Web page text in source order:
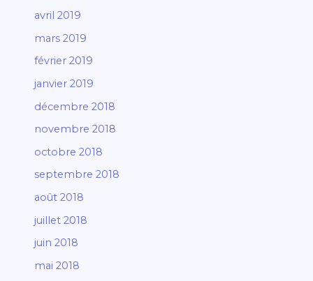
avril 2019
mars 2019
février 2019
janvier 2019
décembre 2018
novembre 2018
octobre 2018
septembre 2018
août 2018
juillet 2018
juin 2018
mai 2018